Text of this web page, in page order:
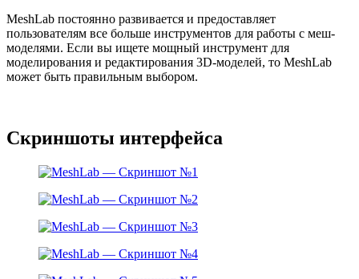
MeshLab постоянно развивается и предоставляет
пользователям все больше инструментов для работы с меш-
моделями. Если вы ищете мощный инструмент для
моделирования и редактирования 3D-моделей, то MeshLab
может быть правильным выбором.
Скриншоты интерфейса